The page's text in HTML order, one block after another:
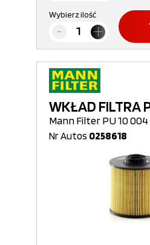
Wybierz ilość
WKŁAD FILTRA
Mann Filter PU 10 004
Nr Autos 0258618